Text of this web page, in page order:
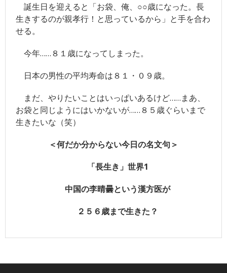
- 「ここだけの話」バックナンバー
- 「旧_編集長ヘッドライン日記」 バックナンバー
- ツイッター
- 日本魁新聞社物語
誕生日を迎えると「お袋、俺、○○歳になった。長
生きするのが親孝行！と思っているから」と手を合わ
せる。
今年……８１歳になってしまった。
日本の男性の平均寿命は８１・０９歳。
まだ、やりたいことはいっぱいあるけど……まあ、
お袋と同じようにはいかないが……８５歳ぐらいまで
生きたいな（笑）
＜何だか分からない今日の名文句＞
「長生き」世界1
中国の李晴曇という漢方医が
２５６歳まで生きた？